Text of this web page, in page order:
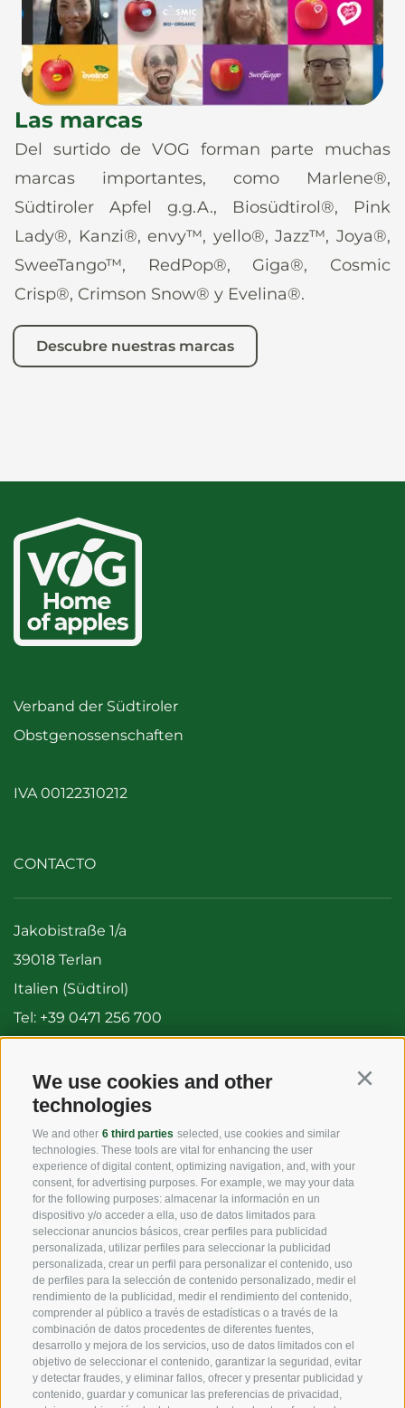
We use cookies and other
technologies
We and other 6 third parties selected, use cookies and similar
technologies. These tools are vital for enhancing the user
experience of digital content, optimizing navigation, and, with your
consent, for advertising purposes. For example, we may your data
for the following purposes: almacenar la información en un
dispositivo y/o acceder a ella, uso de datos limitados para
seleccionar anuncios básicos, crear perfiles para publicidad
personalizada, utilizar perfiles para seleccionar la publicidad
personalizada, crear un perfil para personalizar el contenido, uso
de perfiles para la selección de contenido personalizado, medir el
rendimiento de la publicidad, medir el rendimiento del contenido,
comprender al público a través de estadísticas o a través de la
combinación de datos procedentes de diferentes fuentes,
desarrollo y mejora de los servicios, uso de datos limitados con el
objetivo de seleccionar el contenido, garantizar la seguridad, evitar
y detectar fraudes, y eliminar fallos, ofrecer y presentar publicidad y
contenido, guardar y comunicar las preferencias de privacidad,
Las marcas
Del surtido de VOG forman parte muchas
marcas importantes, como Marlene®,
Südtiroler Apfel g.g.A., Biosüdtirol®, Pink
Lady®, Kanzi®, envy™, yello®, Jazz™, Joya®,
SweeTango™, RedPop®, Giga®, Cosmic
Crisp®, Crimson Snow® y Evelina®.
Descubre nuestras marcas
Verband der Südtiroler
Obstgenossenschaften
IVA 00122310212
CONTACTO
Jakobistraße 1/a
39018 Terlan
Italien (Südtirol)
Tel: +39 0471 256 700
info@vog.it
info@pec.vog.it
LINKS
Origen
Experiencia
Sostenibilidad
Productos y Marcas
Código etico